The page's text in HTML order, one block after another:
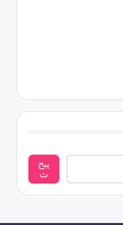
يبح
ث